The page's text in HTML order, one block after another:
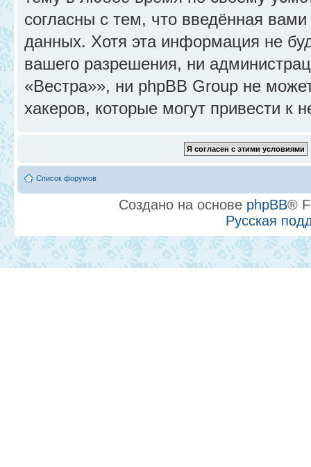
согласны с тем, что введённая
данных. Хотя эта информация не
вашего разрешения, ни
«Вестра»», ни phpBB Group не
хакеров, которые могут привести к
Список форумов
Создано на основе phpBB®
Русская